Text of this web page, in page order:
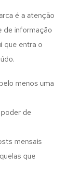
é a atenção
de informação
que entra o
menos uma
de
mensais
que